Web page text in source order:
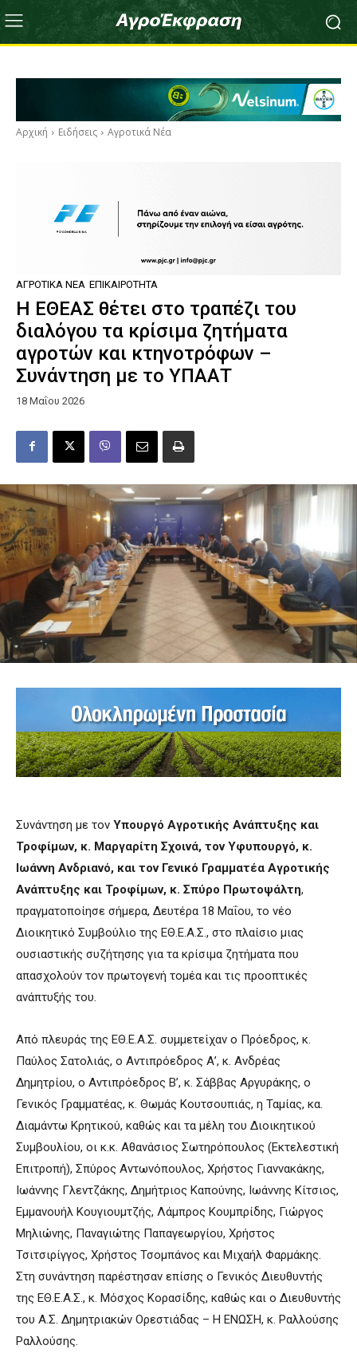
Αρχική Ειδήσεις Αγροτικά Νέα
ΑΓΡΟΤΙΚΆ ΝΈΑ ΕΠΙΚΑΙΡΌΤΗΤΑ
Η ΕΘΕΑΣ θέτει στο τραπέζι του
διαλόγου τα κρίσιμα ζητήματα
αγροτών και κτηνοτρόφων –
Συνάντηση με το ΥΠΑΑΤ
18 Μαΐου 2026
Συνάντηση με τον Υπουργό Αγροτικής Ανάπτυξης και
Τροφίμων, κ. Μαργαρίτη Σχοινά, τον Υφυπουργό, κ.
Ιωάννη Ανδριανό, και τον Γενικό Γραμματέα Αγροτικής
Ανάπτυξης και Τροφίμων, κ. Σπύρο Πρωτοψάλτη,
πραγματοποίησε σήμερα, Δευτέρα 18 Μαΐου, το νέο
Διοικητικό Συμβούλιο της ΕΘ.Ε.Α.Σ., στο πλαίσιο μιας
ουσιαστικής συζήτησης για τα κρίσιμα ζητήματα που
απασχολούν τον πρωτογενή τομέα και τις προοπτικές
ανάπτυξής του.
Από πλευράς της ΕΘ.Ε.Α.Σ. συμμετείχαν ο Πρόεδρος, κ.
Παύλος Σατολιάς, ο Αντιπρόεδρος Α’, κ. Ανδρέας
Δημητρίου, ο Αντιπρόεδρος Β’, κ. Σάββας Αργυράκης, ο
Γενικός Γραμματέας, κ. Θωμάς Κουτσουπιάς, η Ταμίας, κα.
Διαμάντω Κρητικού, καθώς και τα μέλη του Διοικητικού
Συμβουλίου, οι κ.κ. Αθανάσιος Σωτηρόπουλος (Εκτελεστική
Επιτροπή), Σπύρος Αντωνόπουλος, Χρήστος Γιαννακάκης,
Ιωάννης Γλεντζάκης, Δημήτριος Καπούνης, Ιωάννης Κίτσιος,
Εμμανουήλ Κουγιουμτζής, Λάμπρος Κουμπρίδης, Γιώργος
Μηλιώνης, Παναγιώτης Παπαγεωργίου, Χρήστος
Τσιτσιρίγγος, Χρήστος Τσομπάνος και Μιχαήλ Φαρμάκης.
Στη συνάντηση παρέστησαν επίσης ο Γενικός Διευθυντής
της ΕΘ.Ε.Α.Σ., κ. Μόσχος Κορασίδης, καθώς και ο Διευθυντής
του Α.Σ. Δημητριακών Ορεστιάδας – Η ΕΝΩΣΗ, κ. Ραλλούσης
Ραλλούσης.